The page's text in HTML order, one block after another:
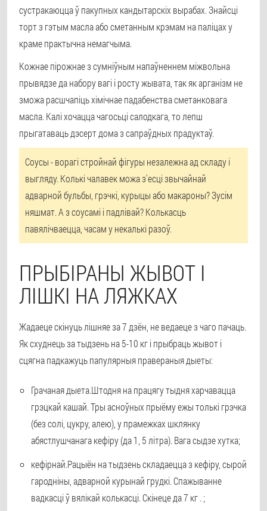
сустракаюцца ў пакупных кандытарскіх вырабах. Знайсці
торт з гэтым масла або сметанным крэмам на паліцах у
краме практычна немагчыма.
Кожнае пірожнае з сумніўным напаўненнем міжвольна
прывядзе да набору вагі і росту жывата, так як арганізм не
зможа расшчапіць хімічнае падабенства сметанковага
масла. Калі хочацца чагосьці салодкага, то лепш
прыгатаваць дэсерт дома з сапраўдных прадуктаў.
Соусы - ворагі стройнай фігуры незалежна ад складу і
выгляду. Колькі чалавек можа з'есці звычайнай
адварной бульбы, грэчкі, курыцы або макароны? Зусім
няшмат. А з соусамі і падлівай? Колькасць
павялічваецца, часам у некалькі разоў.
ПРЫБІРАНЫ ЖЫВОТ І
ЛІШКІ НА ЛЯЖКАХ
Жадаеце скінуць лішняе за 7 дзён, не ведаеце з чаго пачаць.
Як схуднець за тыдзень на 5-10 кг і прыбраць жывот і
сцягна падкажуць папулярныя правераныя дыеты:
Грачаная дыета.Штодня на працягу тыдня харчавацца
грэцкай кашай. Тры асноўных прыёму ежы толькі грэчка
(без солі, цукру, алею), у прамежках шклянку
абястлушчанага кефіру (да 1, 5 літра). Вага сыдзе хутка;
кефірнай.Рацыён на тыдзень складаецца з кефіру, сырой
гародніны, адварной курынай грудкі. Спажыванне
вадкасці ў вялікай колькасці. Скінеце да 7 кг . ;